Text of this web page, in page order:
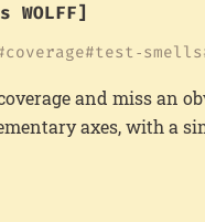
WOLFF]
coverage test‑smells
and miss an
axes, with a